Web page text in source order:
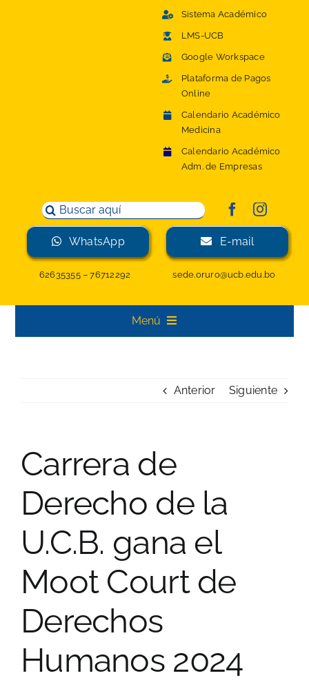
Sistema Académico
LMS-UCB
Google Workspace
Plataforma de Pagos
Online
Calendario Académico
Medicina
Calendario Académico
Adm. de Empresas
Buscar:
WhatsApp
62635355–76712292
E-mail
sede.oruro@ucb.edu.bo
Menú
Carreras Profesionales
Anterior Siguiente
Carrera de
Derecho de la
U.C.B. gana el
Moot Court de
Derechos
Humanos 2024